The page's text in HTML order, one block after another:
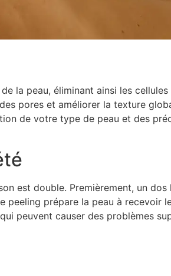
la peau, éliminant ainsi les
pores et améliorer la texture
de votre type de peau et des
est double. Premièrement, un
peeling prépare la peau à recevoir
qui peuvent causer des problèmes